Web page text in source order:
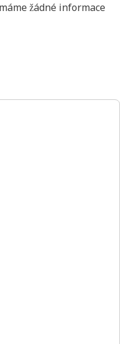
žádné informace